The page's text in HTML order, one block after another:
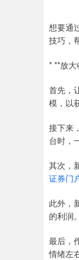
想要通
技巧，
* **放
首先，
模，以
接下来
台时，
其次，
证券门
此外，
的利润。
最后，
情绪左